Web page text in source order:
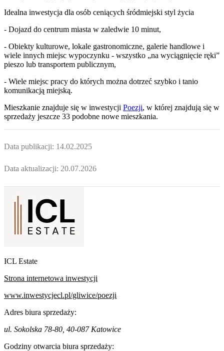
Idealna inwestycja dla osób ceniących śródmiejski styl życia
- Dojazd do centrum miasta w zaledwie 10 minut,
- Obiekty kulturowe, lokale gastronomiczne, galerie handlowe i
wiele innych miejsc wypoczynku - wszystko „na wyciągnięcie ręki”
pieszo lub transportem publicznym,
- Wiele miejsc pracy do których można dotrzeć szybko i tanio
komunikacją miejską.
Mieszkanie znajduje się w inwestycji Poezji, w której znajdują się w
sprzedaży jeszcze 33 podobne nowe mieszkania.
Data publikacji: 14.02.2025
Data aktualizacji: 20.07.2026
ICL Estate
Strona internetowa inwestycji
www.inwestycjecl.pl/gliwice/poezji
Adres biura sprzedaży:
ul. Sokolska 78-80, 40-087 Katowice
Godziny otwarcia biura sprzedaży: